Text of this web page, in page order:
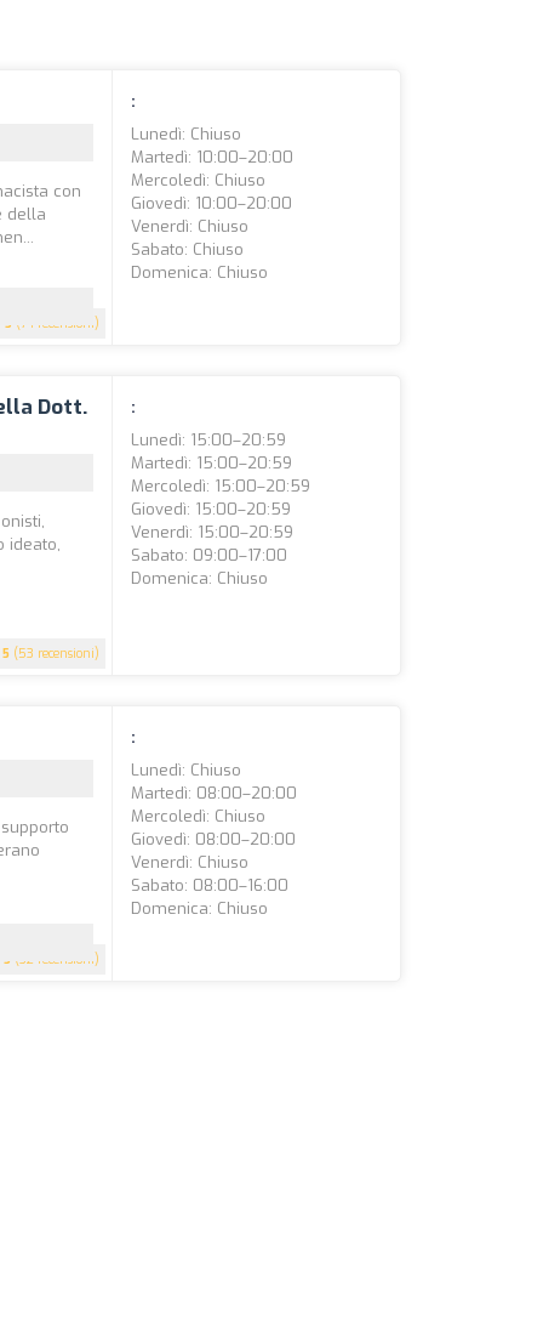
5 (74 recensioni)
con
della
:
Lunedì: Chiuso
Martedì: 10:00–20:00
Mercoledì: Chiuso
Giovedì: 10:00–20:00
Venerdì: Chiuso
Sabato: Chiuso
Domenica: Chiuso
Dott.
5 (53 recensioni)
ideato,
:
Lunedì: 15:00–20:59
Martedì: 15:00–20:59
Mercoledì: 15:00–20:59
Giovedì: 15:00–20:59
Venerdì: 15:00–20:59
Sabato: 09:00–17:00
Domenica: Chiuso
5 (32 recensioni)
:
Lunedì: Chiuso
Martedì: 08:00–20:00
Mercoledì: Chiuso
Giovedì: 08:00–20:00
Venerdì: Chiuso
Sabato: 08:00–16:00
Domenica: Chiuso